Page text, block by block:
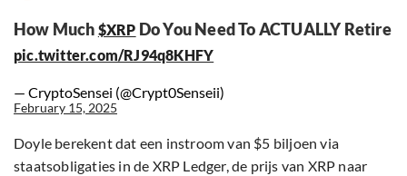
How Much $XRP Do You Need To ACTUALLY Retire
pic.twitter.com/RJ94q8KHFY
— CryptoSensei (@Crypt0Senseii)
February 15, 2025
Doyle berekent dat een instroom van $5 biljoen via
staatsobligaties in de XRP Ledger, de prijs van XRP naar